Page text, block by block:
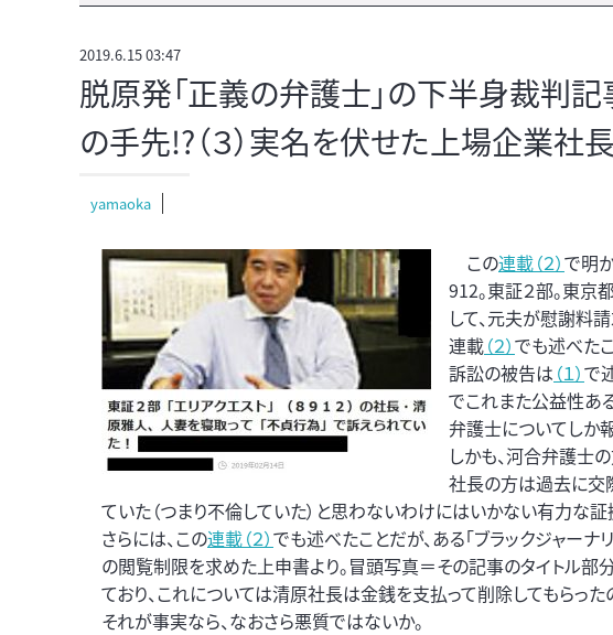
2019.6.15 03:47
脱原発「正義の弁護士」の下半身裁判記
の手先!?（３）実名を伏せた上場企業社長
yamaoka
この連載（２）で明
912。東証２部。東京
して、元夫が慰謝料
連載（２）でも述べた
訴訟の被告は （１）で
でこれまた公益性あ
弁護士についてしか
しかも、河合弁護士
社長の方は過去に交
ていた（つまり不倫していた）と思わないわけにはいかない有力な証
さらには、この連載（２）でも述べたことだが、ある「ブラックジャー
の閲覧制限を求めた上申書より。冒頭写真＝その記事のタイトル部
ており、これについては清原社長は金銭を支払って削除してもらっ
それが事実なら、なおさら悪質ではないか。